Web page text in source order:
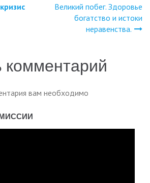
Великий побег. Здоровье
богатство и истоки
неравенства.
комментарий
вам необходимо